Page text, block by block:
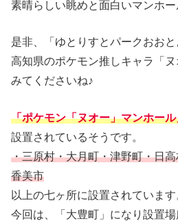
素晴らしい眺めと面白いマンホー
是非、「ゆとりすとパークおお
高知県のポケモン推しキャラ「
みてくださいね♪
「ポケモン「ヌオー」マンホール
設置されているそうです。
・三原村・大月町・津野町・日
香美市
以上の七ヶ所に設置されています
今回は、「大豊町」になり設置